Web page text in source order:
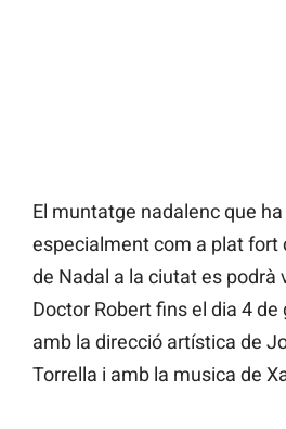
El muntatge nadalenc que
especialment com a plat fort
de Nadal a la ciutat es podrà
Doctor Robert fins el dia 4
amb la direcció artística de
Torrella i amb la musica de